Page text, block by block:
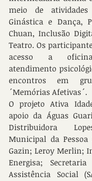
meio de
Ginástica e Dança,
Chuan, Inclusão
Teatro. Os
acesso a
atendimento
encontros em
´Memórias Afetivas´.
O projeto Ativa
apoio da Águas
Distribuidora
Municipal da Pessoa
Gazin; Leroy Merlin;
Energisa;
Assistência Social